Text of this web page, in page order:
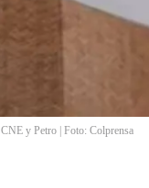
CNE y Petro | Foto: Colprensa